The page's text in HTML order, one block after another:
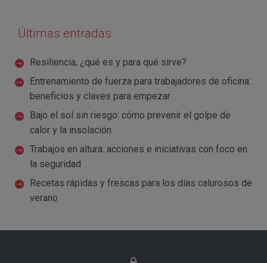
Últimas entradas
Resiliencia, ¿qué es y para qué sirve?
Entrenamiento de fuerza para trabajadores de oficina:
beneficios y claves para empezar
Bajo el sol sin riesgo: cómo prevenir el golpe de
calor y la insolación
Trabajos en altura: acciones e iniciativas con foco en
la seguridad
Recetas rápidas y frescas para los días calurosos de
verano